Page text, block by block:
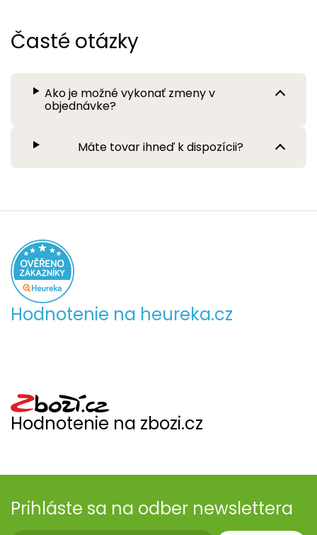
Časté otázky
Ako je možné vykonať zmeny v
objednávke?
Máte tovar ihneď k dispozícii?
Hodnotenie na heureka.cz
Hodnotenie na zbozi.cz
Prihláste sa na odber newslettera